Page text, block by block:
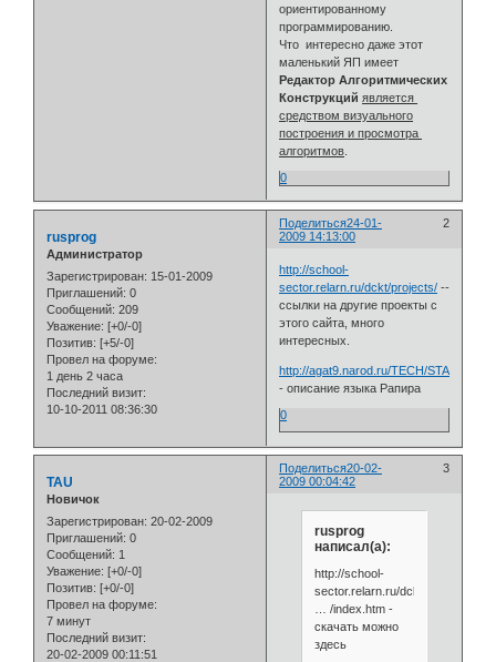
ориентированному
программированию.
Что интересно даже этот
маленький ЯП имеет
Редактор Алгоритмических
Конструкцийявляется
средством визуального
построения и просмотра
алгоритмов
0
Поделиться 2
24-01-
2009 14:13:00
rusprog
Администратор
Зарегистрирован: 15-01-2009
Приглашений: 0
Сообщений: 209
Уважение: [+0/-0]
Позитив: [+5/-0]
Провел на форуме:
1 день 2 часа
Последний визит:
10-10-2011 08:36:30
http://school-
sector.relarn.ru/dckt/projects/ --
ссылки на другие проекты с
этого сайта, много
интересных.
http://agat9.narod.ru/TECH/STAN_FIL/
- описание языка Рапира
0
Поделиться 3
20-02-
2009 00:04:42
TAU
Новичок
Зарегистрирован: 20-02-2009
Приглашений: 0
Сообщений: 1
Уважение: [+0/-0]
Позитив: [+0/-0]
Провел на форуме:
7 минут
Последний визит:
20-02-2009 00:11:51
rusprog
написал(а):
http://school-
sector.relarn.ru/dckt/pro
… /index.htm -
скачать можно
здесь